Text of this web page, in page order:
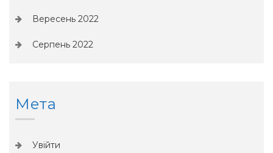
Вересень 2022
Серпень 2022
Мета
Увійти